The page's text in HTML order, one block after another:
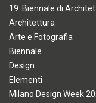
19. Biennale di
Architettura
Arte e Fotografia
Biennale
Design
Elementi
Milano Design Week